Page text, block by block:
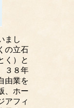
まし
の立石
く）と
３８年
由業を
、ホー
アフィ